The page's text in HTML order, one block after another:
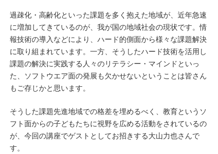
過疎化・高齢化といった課題を多く抱えた地域が、近年急速
に増加してきているのが、我が国の地域社会の現状です。情
報技術の導入などにより、ハード的側面から様々な課題解決
に取り組まれています。一方、そうしたハード技術を活用し
課題の解決に実践する人々のリテラシー・マインドといっ
た、ソフトウエア面の発展も欠かせないということは皆さん
もご存じかと思います。
そうした課題先進地域での格差を埋めるべく、教育というソ
フト面からの子どもたちに視野を広める活動をされているの
が、今回の講座でゲストとしてお招きする大山力也さんで
す。